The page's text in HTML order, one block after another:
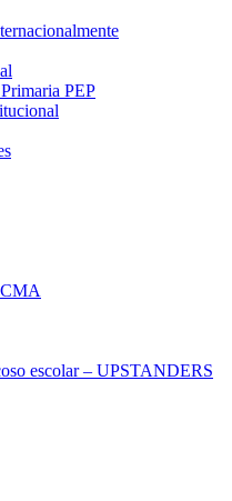
PEP
escolar – UPSTANDERS